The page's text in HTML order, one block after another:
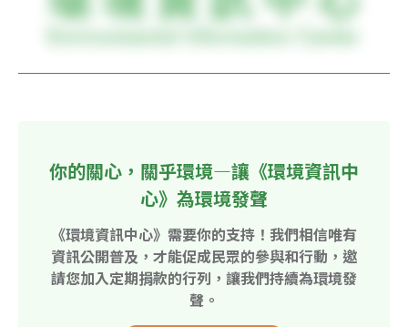
你的關心，關乎環境—讓《環境資訊中
心》為環境發聲
《環境資訊中心》需要你的支持！我們相信唯有
資訊公開普及，才能促成民眾的參與和行動，邀
請您加入定期捐款的行列，讓我們持續為環境發
聲。